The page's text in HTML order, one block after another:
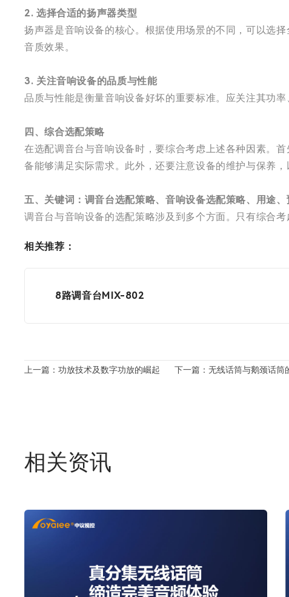
2. 选择合适的扬声器类型
扬声器是音响设备的核心。根据使用场景的不同，可以选
音质效果。
3. 关注音响设备的品质与性能
品质与性能是衡量音响设备好坏的重要标准。应关注其功
四、综合选配策略
在选配调音台与音响设备时，要综合考虑上述各种因素。
备能够满足实际需求。此外，还要注意设备的维护与保养，
五、关键词：调音台选配策略、音响设备选配策略、用途
调音台与音响设备的选配策略涉及到多个方面。只有综合
相关推荐：
8路调音台MIX-802
上一篇：功放技术及数字功放的崛起 下一篇：无线话筒与鹅颈话筒
相关资讯